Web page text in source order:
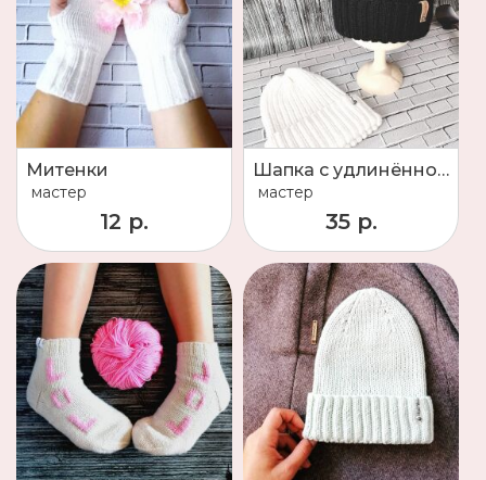
Митенки
мастер
12 р.
Шапка с удлинённой макушкой
мастер
35 р.